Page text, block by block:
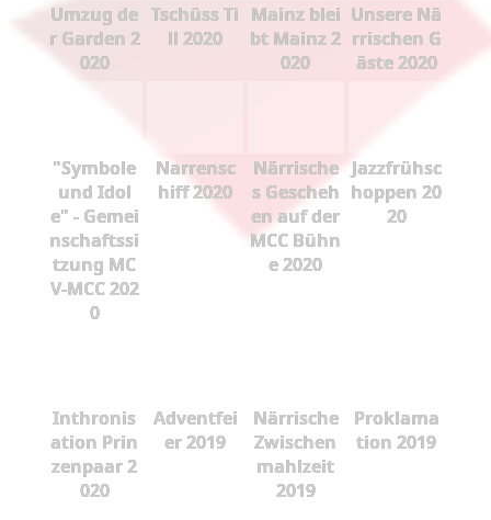
Umzug de
r Garden 2
020
Tschüss Ti
ll 2020
Mainz blei
bt Mainz 2
020
Unsere Nä
rrischen G
äste 2020
"Symbole
und Idol
e" - Gemei
nschaftssi
tzung MC
V-MCC 202
0
Narrensc
hiff 2020
Närrische
s Gescheh
en auf der
MCC Bühn
e 2020
Jazzfrühsc
hoppen 20
20
Inthronis
ation Prin
zenpaar 2
020
Adventfei
er 2019
Närrische
Zwischen
mahlzeit
2019
Proklama
tion 2019